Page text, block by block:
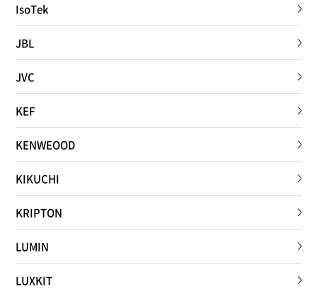
IsoTek
JBL
JVC
KEF
KENWEOOD
KIKUCHI
KRIPTON
LUMIN
LUXKIT